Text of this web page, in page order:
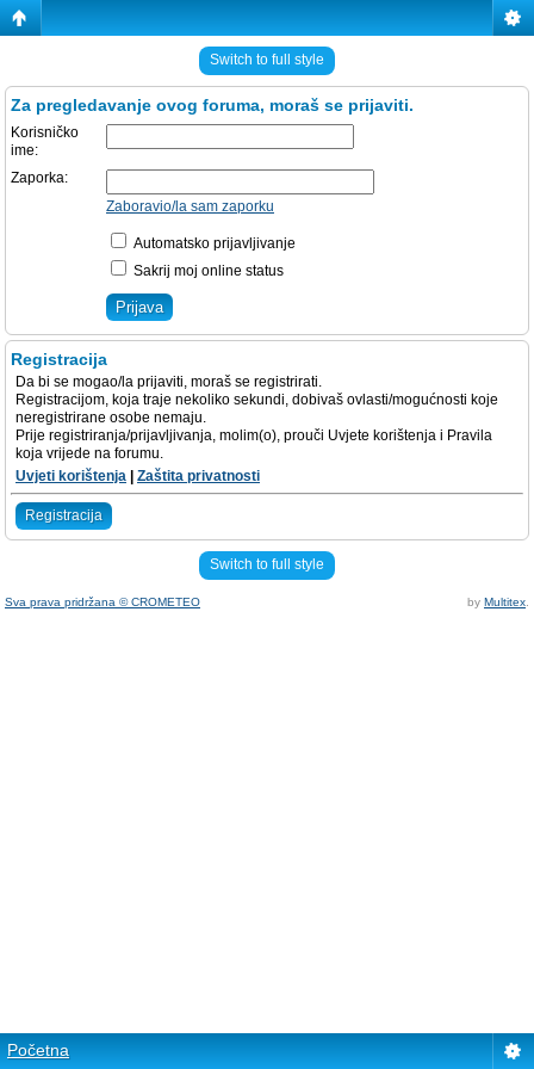
Switch to full style
Za pregledavanje ovog foruma, moraš se prijaviti.
Korisničko
ime:
Zaporka:
Zaboravio/la sam zaporku
Automatsko prijavljivanje
Sakrij moj online status
Registracija
Da bi se mogao/la prijaviti, moraš se registrirati.
Registracijom, koja traje nekoliko sekundi, dobivaš ovlasti/mogućnosti koje
neregistrirane osobe nemaju.
Prije registriranja/prijavljivanja, molim(o), prouči Uvjete korištenja i Pravila
koja vrijede na forumu.
Uvjeti korištenja
Zaštita privatnosti
Registracija
Switch to full style
Sva prava pridržana © CROMETEO by Multitex
Početna